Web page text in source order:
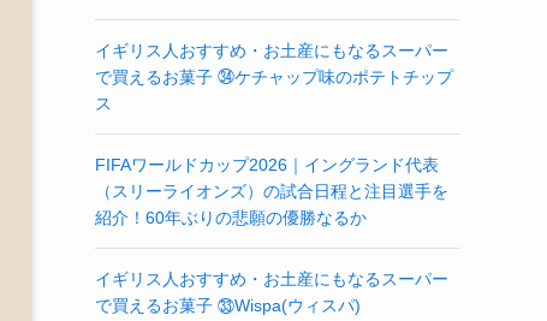
イギリス人おすすめ・お土産にもなるスーパー
で買えるお菓子 ㉞ケチャップ味のポテトチップ
ス
FIFAワールドカップ2026｜イングランド代表
（スリーライオンズ）の試合日程と注目選手を
紹介！60年ぶりの悲願の優勝なるか
イギリス人おすすめ・お土産にもなるスーパー
で買えるお菓子 ㉝Wispa(ウィスパ)